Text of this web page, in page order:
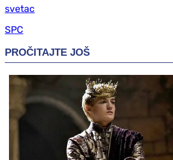
svetac
SPC